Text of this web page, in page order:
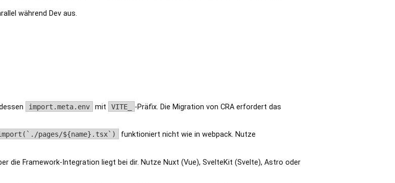
während Dev aus.
import.meta.env mit VITE_
-Präfix. Die Migration von CRA erfordert das
pages/${name}.tsx`) funktioniert nicht wie in webpack. Nutze
die Framework-Integration liegt bei dir. Nutze Nuxt (Vue), SvelteKit (Svelte), Astro oder